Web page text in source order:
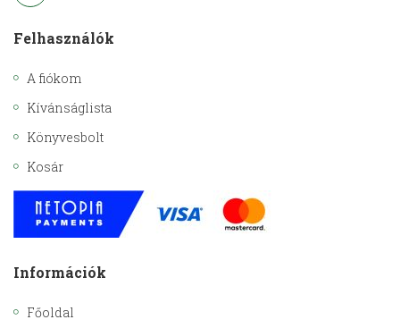
Felhasználók
A fiókom
Kívánságlista
Könyvesbolt
Kosár
Információk
Főoldal